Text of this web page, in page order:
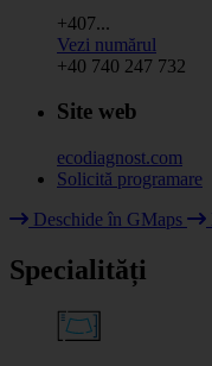
+407...
Vezi numărul
+40 740 247 732
Site web
ecodiagnost.com
Solicită programare
−
Deschide în GMaps
Specialități